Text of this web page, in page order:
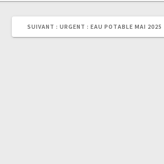
SUIVANT : ARTICLE
URGENT : EAU POTABLE MAI 2025